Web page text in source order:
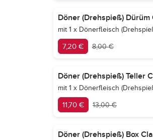
Döner (Drehspieß) Dürüm
mit 1 x Dönerfleisch
7,20 € 8,00 €
Döner (Drehspieß) Teller
mit 1 x Dönerfleisch
11,70 € 13,00 €
Döner (Drehspieß) Box